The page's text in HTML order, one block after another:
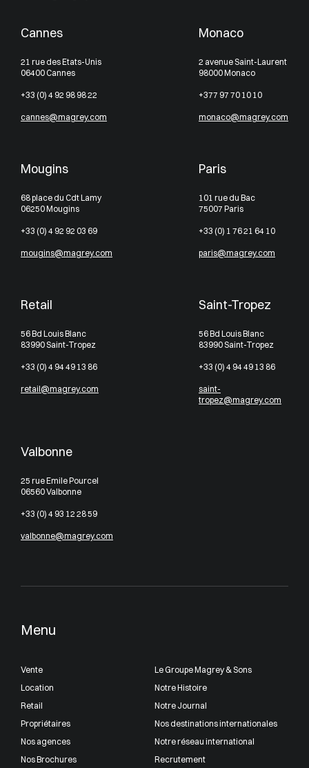
Menu
Vente
Location
Retail
Propriétaires
Nos agences
Nos Brochures
Le Groupe Magrey & Sons
Notre Histoire
Notre Journal
Nos destinations internationales
Notre réseau international
Recrutement
Cannes
21 rue des Etats-Unis
06400 Cannes
+33 (0) 4 92 98 98 22
cannes@magrey.com
Monaco
2 avenue Saint-Laurent
98000 Monaco
+377 97 70 10 10
monaco@magrey.com
Mougins
68 place du Cdt Lamy
06250 Mougins
+33 (0) 4 92 92 03 69
mougins@magrey.com
Paris
101 rue du Bac
75007 Paris
+33 (0) 1 76 21 64 10
paris@magrey.com
Retail
56 Bd Louis Blanc
83990 Saint-Tropez
+33 (0) 4 94 49 13 86
retail@magrey.com
Saint-Tropez
56 Bd Louis Blanc
83990 Saint-Tropez
+33 (0) 4 94 49 13 86
saint-
tropez@magrey.com
Valbonne
25 rue Emile Pourcel
06560 Valbonne
+33 (0) 4 93 12 28 59
valbonne@magrey.com